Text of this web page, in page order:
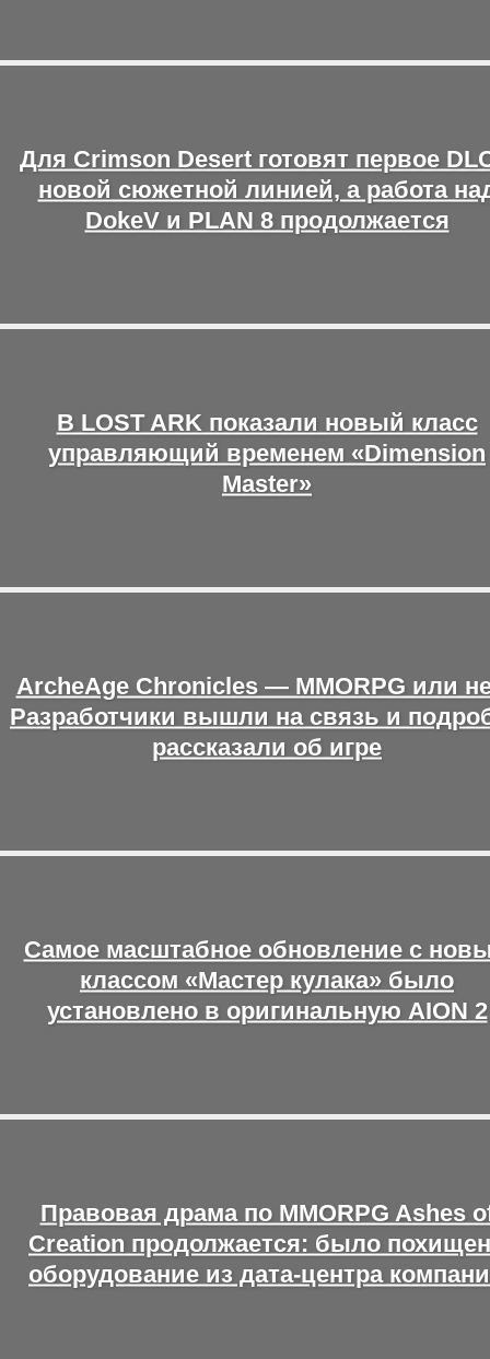
Для Crimson Desert готовят первое
новой сюжетной линией, а работа
DokeV и PLAN 8 продолжается
В LOST ARK показали новый класс
управляющий временем «Dimension
Master»
ArcheAge Chronicles — MMORPG или
Разработчики вышли на связь и
рассказали об игре
Самое масштабное обновление с
классом «Мастер кулака» было
установлено в оригинальную AION 2
Правовая драма по MMORPG Ashes
Creation продолжается: было
оборудование из дата-центра